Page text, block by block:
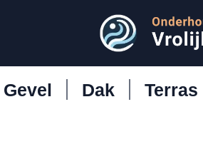
Gevel Dak Terras